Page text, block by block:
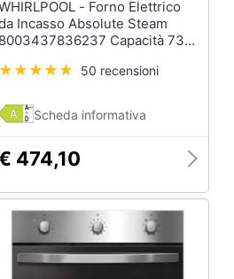
- Forno Elettrico
Incasso Absolute Steam
8003437836237 Capacità 73 L
a Vapore Colore Acciaio
50 recensioni
Scheda informativa
474,10